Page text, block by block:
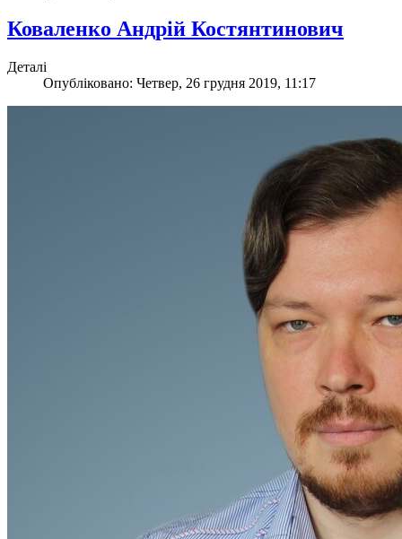
Коваленко Андрій Костянтинович
Деталі
Опубліковано: Четвер, 26 грудня 2019, 11:17